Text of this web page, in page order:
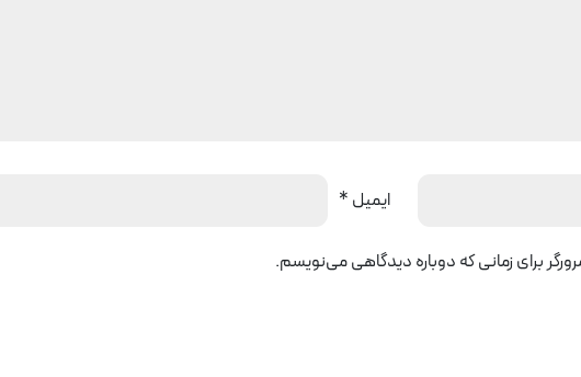
ایمیل *
برای زمانی که دوباره دیدگاهی می‌نویسم.